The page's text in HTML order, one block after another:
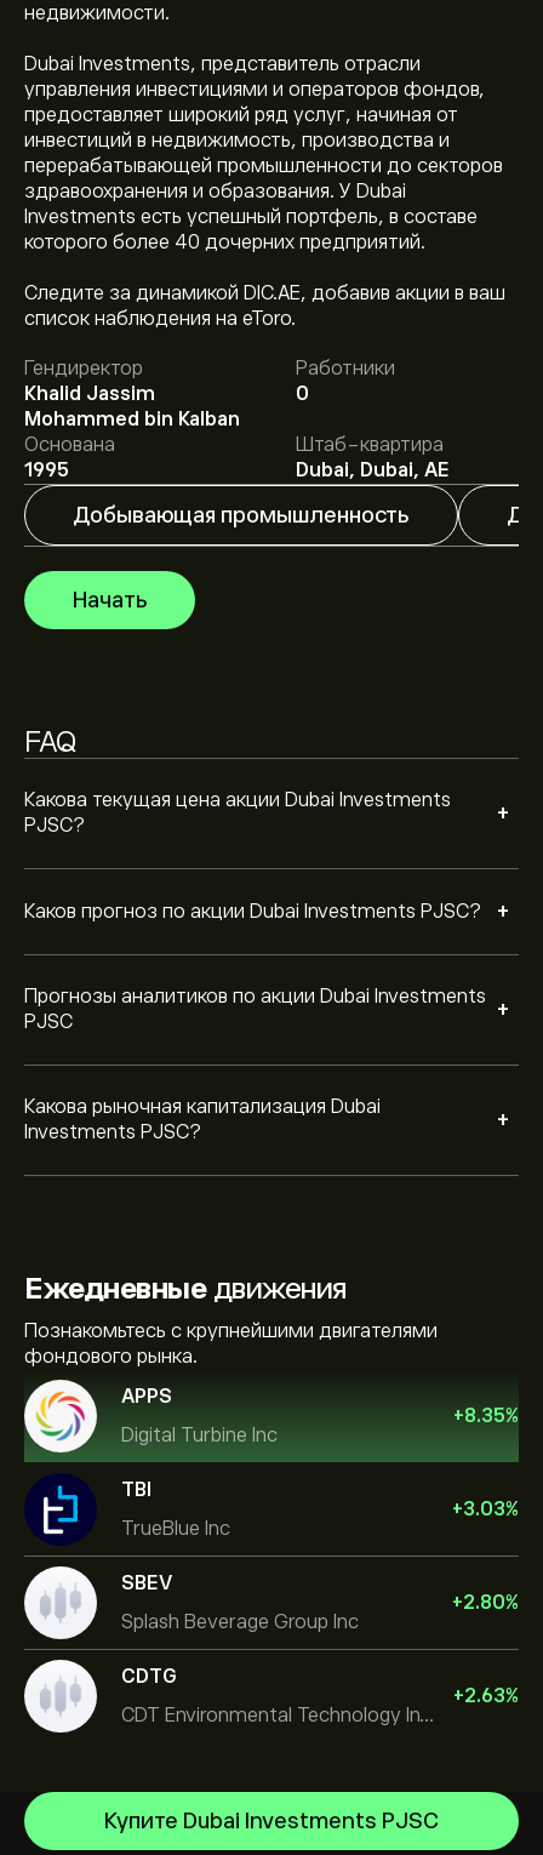
недвижимости.
Dubai Investments, представитель отрасли
управления инвестициями и операторов фондов,
предоставляет широкий ряд услуг, начиная от
инвестиций в недвижимость, производства и
перерабатывающей промышленности до секторов
здравоохранения и образования. У Dubai
Investments есть успешный портфель, в составе
которого более 40 дочерних предприятий.
Следите за динамикой DIC.AE, добавив акции в ваш
список наблюдения на eToro.
Гендиректор
Khalid Jassim
Mohammed bin Kalban
Работники
0
Основана
1995
Штаб-квартира
Dubai, Dubai, AE
Добывающая промышленность
Начать
FAQ
Какова текущая цена акции Dubai Investments
PJSC?
+
Текущая цена акции DIC.AE составляет 3.6400‎د.إ‎.
Каков прогноз по акции Dubai Investments PJSC? +
Средняя целевая цена акции Dubai Investments PJSC
составляет 3.6400‎د.إ‎.Зарегистрируйтесь
чтобы получить подробные прогнозы и целевые
цены от аналитиков.
Прогнозы аналитиков по акции Dubai Investments
PJSC
+
Аналитики предоставляют прогнозы по акции Dubai
Investments PJSC, основываясь на рыночных
тенденциях, финансовых отчетах и
предполагаемом росте. Ознакомьтесь с последним
прогнозом для будущих изменений цены.
Какова рыночная капитализация Dubai
Investments PJSC?
+
Рыночная капитализация Dubai Investments PJSC —
Ежедневныедвижения
Познакомьтесь с крупнейшими двигателями
фондового рынка.
APPS
Digital Turbine Inc
+8.35%
TBI
TrueBlue Inc
+3.03%
SBEV
Splash Beverage Group Inc
+2.80%
CDTG
CDT Environmental Technology Investment Holdings L
+2.63%
Купите Dubai Investments PJSC
Micron Technology, Inc.